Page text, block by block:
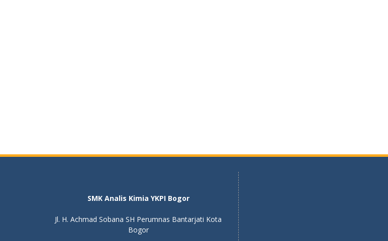
SMK Analis Kimia YKPI Bogor
Jl. H. Achmad Sobana SH Perumnas Bantarjati Kota
Bogor